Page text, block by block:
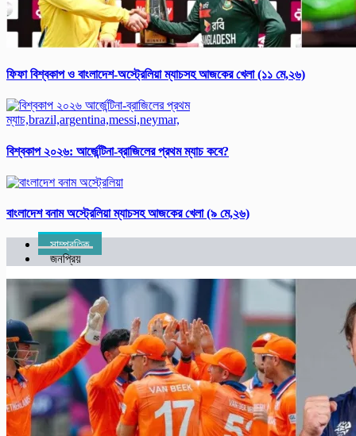
ফিফা বিশ্ব‌কাপ ও বাংলাদেশ-অস্ট্রেলিয়া ম্যাচসহ আজকের খেলা (১১ মে,২৬)
বিশ্ব‌কাপ ২০২৬: আর্জে‌ন্টিনা-ব্রাজিলের প্রথম ম্যাচ কবে?
বাংলাদেশ বনাম অস্ট্রেলিয়া ম্যাচসহ আজকের খেলা (৯ মে,২৬)
সাম্প্রতিক
জনপ্রিয়